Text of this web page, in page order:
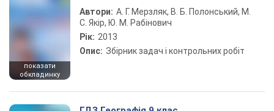
показати
обкладинку
Автори: А. Г. Мерзляк, В. Б. Полонський, М.
С. Якір, Ю. М. Рабінович
Рік: 2013
Опис: Збірник задач і контрольних робіт